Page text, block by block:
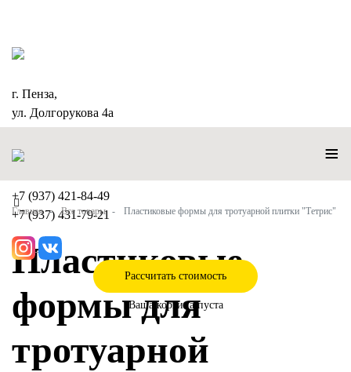
г. Пенза,
ул. Долгорукова 4а
+7 (937) 421-84-49
+7 (937) 431-79-21
Рассчитать стоимость
Ваша корзина пуста
≡
Главная Все товары Пластиковые формы для тротуарной плитки "Тетрис"
Пластиковые
формы для
тротуарной